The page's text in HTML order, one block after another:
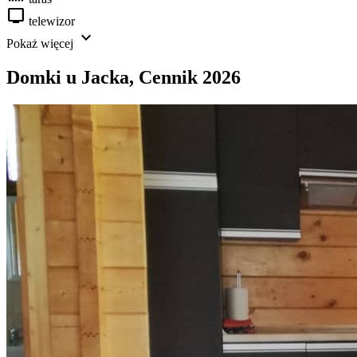
tv telewizor
Pokaż więcej
expand_more
Domki u Jacka, Cennik 2026